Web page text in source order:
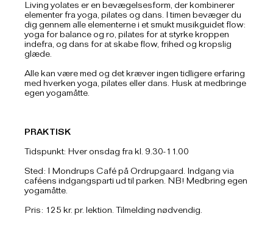
Living yolates er en bevægelsesform, der kombinerer
elementer fra yoga, pilates og dans. I timen bevæger du
dig gennem alle elementerne i et smukt musikguidet flow:
yoga for balance og ro, pilates for at styrke kroppen
indefra, og dans for at skabe flow, frihed og kropslig
glæde.
Alle kan være med og det kræver ingen tidligere erfaring
med hverken yoga, pilates eller dans. Husk at medbringe
egen yogamåtte.
PRAKTISK
Tidspunkt: Hver onsdag fra kl. 9.30-11.00
Sted: I Mondrups Café på Ordrupgaard. Indgang via
caféens indgangsparti ud til parken. NB! Medbring egen
yogamåtte.
Pris: 125 kr. pr. lektion. Tilmelding nødvendig.